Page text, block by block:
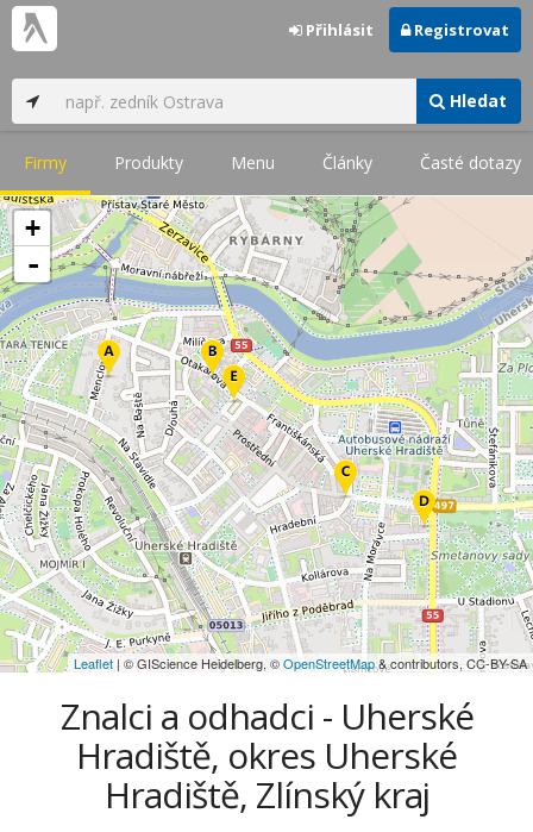
Hledat
Přihlásit Registrovat
Firmy Produkty Menu Články Časté dotazy
+
-
Leaflet| © GIScience Heidelberg, ©OpenStreetMap& contributors, CC-BY-SA
Znalci a odhadci - Uherské
Hradiště, okres Uherské
Hradiště, Zlínský kraj